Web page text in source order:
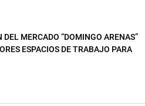
DEL MERCADO “DOMINGO ARENAS”
ESPACIOS DE TRABAJO PARA